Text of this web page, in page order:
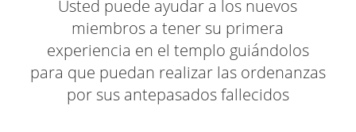
Usted puede ayudar a los nuevos
miembros a tener su primera
experiencia en el templo guiándolos
para que puedan realizar las ordenanzas
por sus antepasados fallecidos